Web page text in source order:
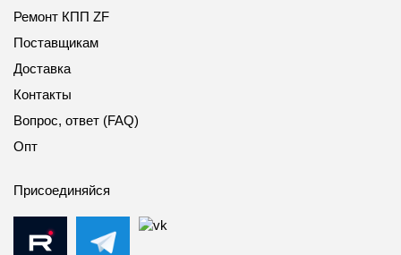
Ремонт КПП ZF
Поставщикам
Доставка
Контакты
Вопрос, ответ (FAQ)
Опт
Присоединяйся